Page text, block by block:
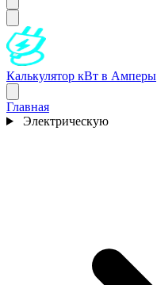
Калькулятор кВт в Амперы
Главная
Электрическую